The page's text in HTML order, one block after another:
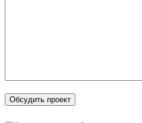
Присоединяйтесь к нам в соц сетях: